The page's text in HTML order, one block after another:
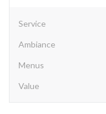
Service
Ambiance
Menus
Value